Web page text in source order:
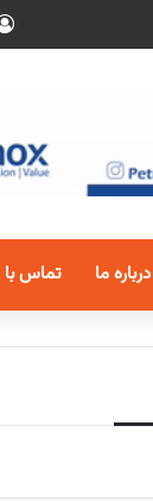
درباره ما تماس با